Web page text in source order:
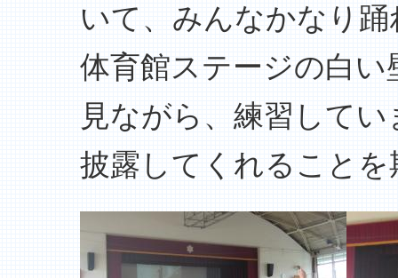
いて、みんなかなり
体育館ステージの白
見ながら、練習して
披露してくれること